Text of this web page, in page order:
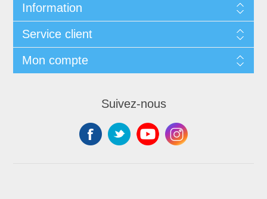
Information
Service client
Mon compte
Suivez-nous